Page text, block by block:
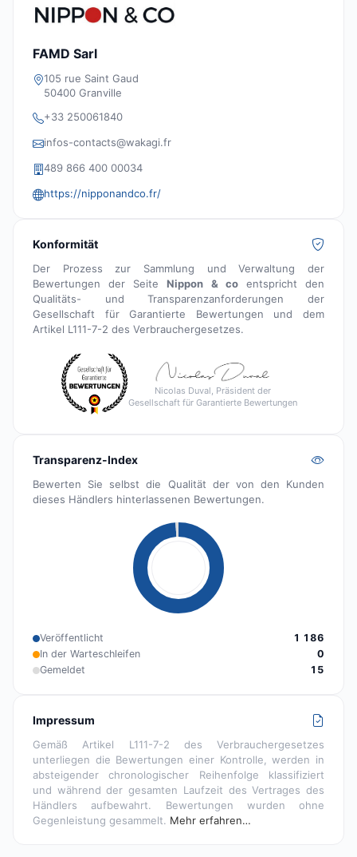
FAMD Sarl
105 rue Saint Gaud
50400 Granville
+33 250061840
infos-contacts@wakagi.fr
489 866 400 00034
https://nipponandco.fr/
Konformität
Der Prozess zur Sammlung und Verwaltung der
Bewertungen der SeiteNippon & coentspricht den
Qualitäts- und Transparenzanforderungen der
Gesellschaft für Garantierte Bewertungen und dem
Artikel L111-7-2 des Verbrauchergesetzes.
Nicolas Duval, Präsident der
Gesellschaft für Garantierte Bewertungen
Transparenz-Index
Bewerten Sie selbst die Qualität der von den Kunden
dieses Händlers hinterlassenen Bewertungen.
Veröffentlicht
1 186
In der Warteschleifen
0
Gemeldet
15
Impressum
Gemäß Artikel L111-7-2 des Verbrauchergesetzes
unterliegen die Bewertungen einer Kontrolle, werden in
absteigender chronologischer Reihenfolge klassifiziert
und während der gesamten Laufzeit des Vertrages des
Händlers aufbewahrt. Bewertungen wurden ohne
Gegenleistung gesammelt. Mehr erfahren…